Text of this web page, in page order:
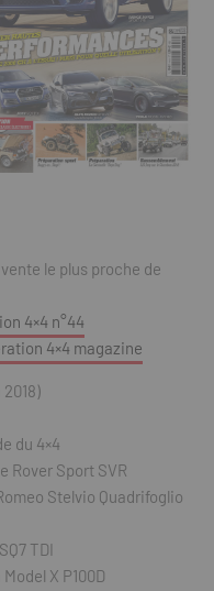
le plus proche de
4×4 n°44
4×4 magazine
du 4×4
Rover Sport SVR
Stelvio Quadrifoglio
TDI
X P100D